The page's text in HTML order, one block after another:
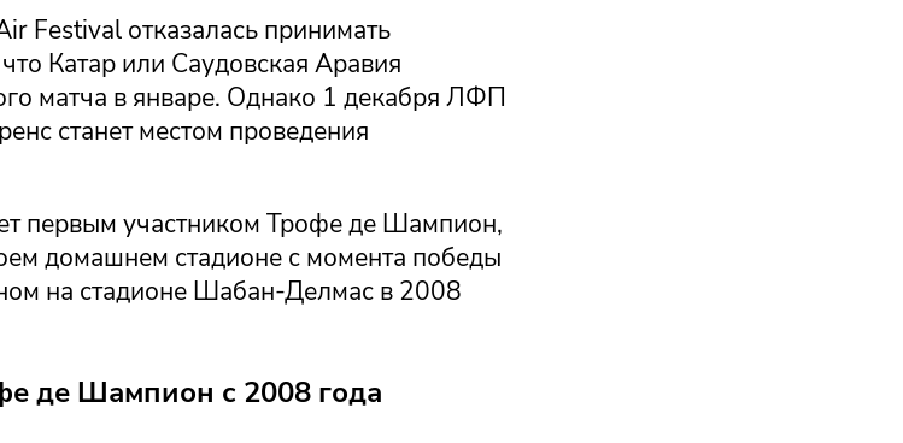
Festival отказалась принимать
Катар или Саудовская Аравия
матча в январе. Однако 1 декабря ЛФП
станет местом проведения
первым участником Трофе де Шампион,
домашнем стадионе с момента победы
на стадионе Шабан-Делмас в 2008
де Шампион с 2008 года